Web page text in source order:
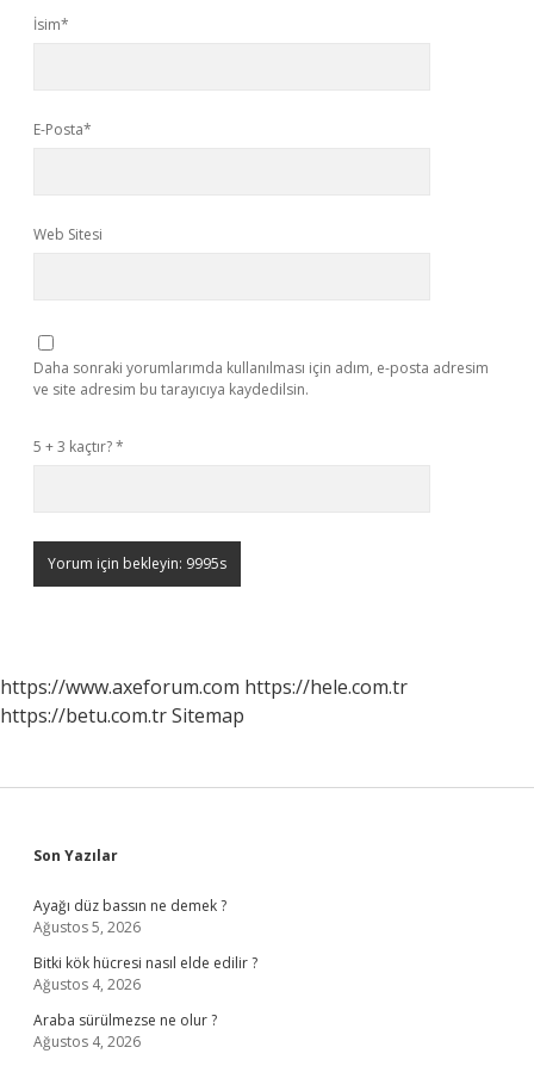
İsim*
E-Posta*
Web Sitesi
Daha sonraki yorumlarımda kullanılması için adım, e-posta adresim
ve site adresim bu tarayıcıya kaydedilsin.
5 + 3 kaçtır?*
https://www.axeforum.com https://hele.com.tr
https://betu.com.trSitemap
Sidebar
Son Yazılar
Ayağı düz bassın ne demek ?
Ağustos 5, 2026
Bitki kök hücresi nasıl elde edilir ?
Ağustos 4, 2026
Araba sürülmezse ne olur ?
Ağustos 4, 2026